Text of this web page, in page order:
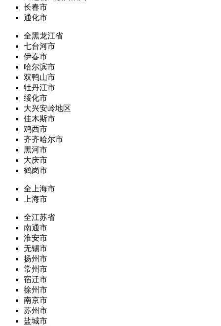
长春市
通化市
全黑龙江省
七台河市
伊春市
哈尔滨市
双鸭山市
牡丹江市
绥化市
大兴安岭地区
佳木斯市
鸡西市
齐齐哈尔市
黑河市
大庆市
鹤岗市
全上海市
上海市
全江苏省
南通市
淮安市
无锡市
扬州市
常州市
宿迁市
徐州市
南京市
苏州市
盐城市